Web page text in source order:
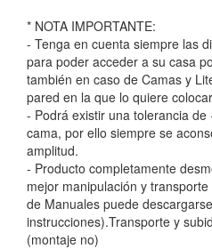
* NOTA IMPORTANTE:
- Tenga en cuenta siempre las
para poder acceder a su casa
también en caso de Camas y
pared en la que lo quiere
- Podrá existir una tolerancia
cama, por ello siempre se
amplitud.
- Producto completamente
mejor manipulación y
de Manuales puede
instrucciones).Transporte y
(montaje no)